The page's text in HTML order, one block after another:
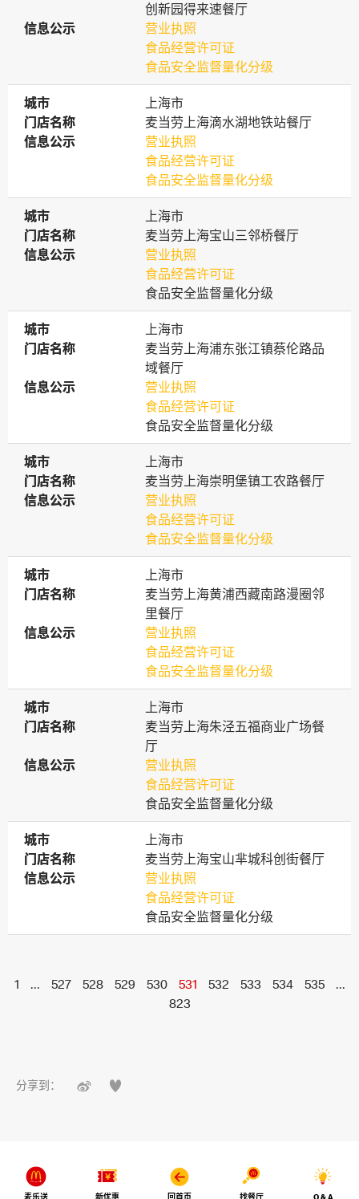
创新园得来速餐厅
信息公示
信息公示
营业执照
食品经营许可证
食品安全监督量化分级
城市
城市
上海市
门店名称
门店名称
麦当劳上海滴水湖地铁站餐厅
信息公示
信息公示
营业执照
食品经营许可证
食品安全监督量化分级
城市
城市
上海市
门店名称
门店名称
麦当劳上海宝山三邻桥餐厅
信息公示
信息公示
营业执照
食品经营许可证
食品安全监督量化分级
城市
城市
上海市
门店名称
门店名称
麦当劳上海浦东张江镇蔡伦路品
域餐厅
信息公示
信息公示
营业执照
食品经营许可证
食品安全监督量化分级
城市
城市
上海市
门店名称
门店名称
麦当劳上海崇明堡镇工农路餐厅
信息公示
信息公示
营业执照
食品经营许可证
食品安全监督量化分级
城市
城市
上海市
门店名称
门店名称
麦当劳上海黄浦西藏南路漫圈邻
里餐厅
信息公示
信息公示
营业执照
食品经营许可证
食品安全监督量化分级
城市
城市
上海市
门店名称
门店名称
麦当劳上海朱泾五福商业广场餐
厅
信息公示
信息公示
营业执照
食品经营许可证
食品安全监督量化分级
城市
城市
上海市
门店名称
门店名称
麦当劳上海宝山芈城科创街餐厅
信息公示
信息公示
营业执照
食品经营许可证
食品安全监督量化分级
1 ... 527 528 529 530 531 532 533 534 535
...
823
分享到：  